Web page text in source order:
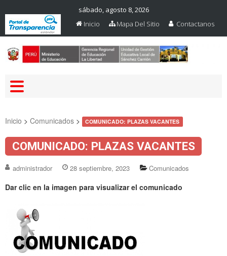
sábado, agosto 8, 2026
Inicio
Mapa Del Sitio Contactanos
Inicio > Comunicados > COMUNICADO: PLAZAS VACANTES
COMUNICADO: PLAZAS VACANTES
administrador 28 septiembre, 2023 Comunicados
Dar clic en la imagen para visualizar el comunicado